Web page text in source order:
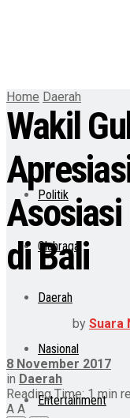
Politik
Olahraga
Daerah
Nasional
Entertainment
Home Daerah
Wakil
di Bali
by Suara
8 November 2017
in Daerah
Reading Time: 1 min
A A